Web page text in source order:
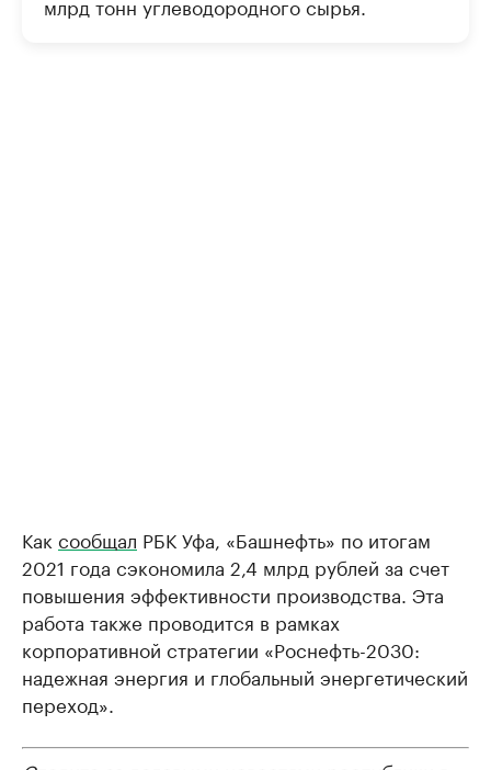
млрд тонн углеводородного сырья.
Как сообщал РБК Уфа, «Башнефть» по итогам
2021 года сэкономила 2,4 млрд рублей за счет
повышения эффективности производства. Эта
работа также проводится в рамках
корпоративной стратегии «Роснефть-2030:
надежная энергия и глобальный энергетический
переход».